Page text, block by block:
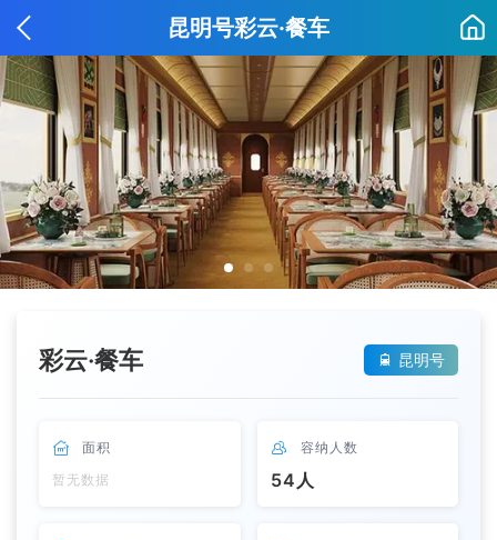
昆明号彩云·餐车
彩云·餐车  昆明号

面积
暂无数据
 容纳人数
54人